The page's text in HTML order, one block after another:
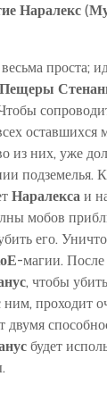
Наралекс (
проста;
Пещеры
оставшихся
из них, уже
подземелья.
Наралекса и
мобов
его.
-магии.
, чтобы
ним, проходит
двумя
будет